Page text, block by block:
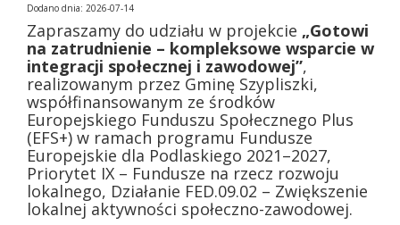
Dodano dnia: 2026-07-14
Zapraszamy do udziału w projekcie „Gotowi
na zatrudnienie – kompleksowe wsparcie w
integracji społecznej i zawodowej”,
realizowanym przez Gminę Szypliszki,
współfinansowanym ze środków
Europejskiego Funduszu Społecznego Plus
(EFS+) w ramach programu Fundusze
Europejskie dla Podlaskiego 2021–2027,
Priorytet IX – Fundusze na rzecz rozwoju
lokalnego, Działanie FED.09.02 – Zwiększenie
lokalnej aktywności społeczno-zawodowej.